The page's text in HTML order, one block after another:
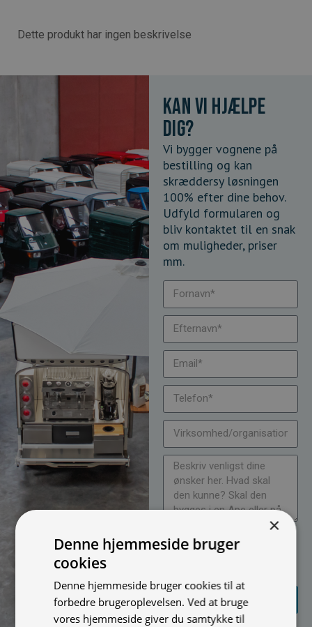
Dette produkt har ingen beskrivelse
Kan vi hjælpe
dig?
Vi bygger vognene på
bestilling og kan
skræddersy løsningen
100% efter dine behov.
Udfyld formularen og
bliv kontaktet til en snak
om muligheder, priser
mm.
Jeg vil gerne modtage
nyheder på mail (bare rolig,
FORESPØRGSEL
×
Denne hjemmeside bruger
cookies
Denne hjemmeside bruger cookies til at
forbedre brugeroplevelsen. Ved at bruge
vores hjemmeside giver du samtykke til